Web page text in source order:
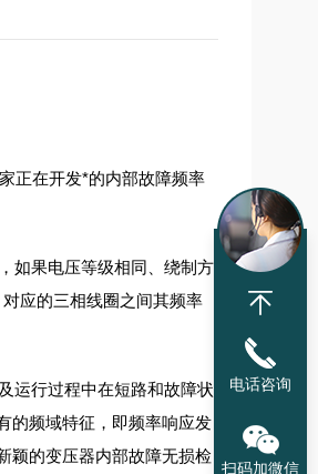
正在开发*的内部故障频率
如果电压等级相同、绕制方
应的三相线圈之间其频率
运行过程中在短路和故障状
的频域特征，即频率响应发
颖的变压器内部故障无损检
电话咨询
扫码加微信